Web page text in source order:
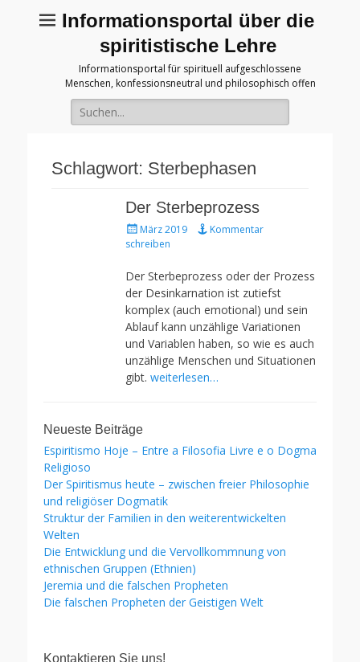
Informationsportal über die
spiritistische Lehre
Informationsportal für spirituell aufgeschlossene
Menschen, konfessionsneutral und philosophisch offen
Suche
für:
Schlagwort: Sterbephasen
Der Sterbeprozess
Gepostet
am
März 2019
Kommentar
schreiben
Der Sterbeprozess oder der Prozess
der Desinkarnation ist zutiefst
komplex (auch emotional) und sein
Ablauf kann unzählige Variationen
und Variablen haben, so wie es auch
unzählige Menschen und Situationen
gibt. weiterlesen…
Neueste Beiträge
Espiritismo Hoje – Entre a Filosofia Livre e o Dogma
Religioso
Der Spiritismus heute – zwischen freier Philosophie
und religiöser Dogmatik
Struktur der Familien in den weiterentwickelten
Welten
Die Entwicklung und die Vervollkommnung von
ethnischen Gruppen (Ethnien)
Jeremia und die falschen Propheten
Die falschen Propheten der Geistigen Welt
Kontaktieren Sie uns!